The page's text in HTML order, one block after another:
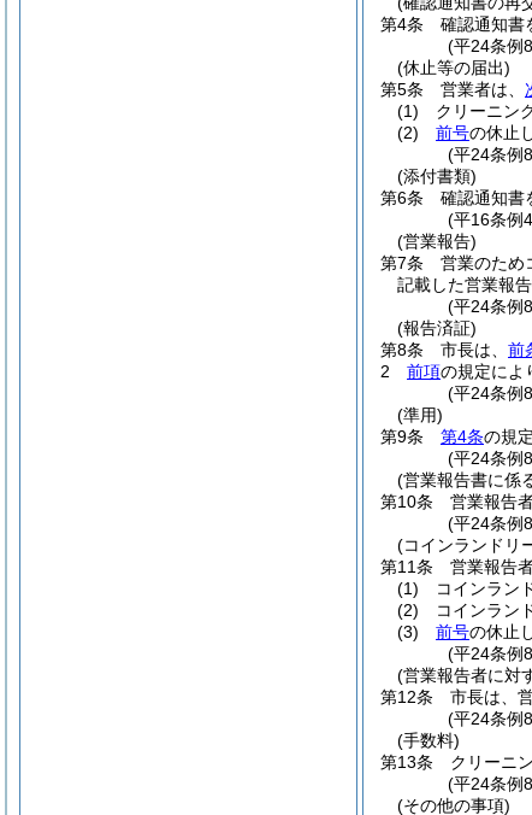
第4条
確認通知書
(平24条例
(休止等の届出)
第5条
営業者は、
(1)
クリーニン
(2)
前号の休止
(平24条例
(添付書類)
第6条
確認通知書
(平16条例
(営業報告)
第7条
営業のため
記載した営業報
(平24条例
(報告済証)
第8条
市長は、 前
2
前項の規定によ
(平24条例
(準用)
第9条
第4条の規
(平24条例
(営業報告書に係
第10条
営業報告者
(平24条例
(コインランドリ
第11条
営業報告者
(1)
コインラン
(2)
コインラン
(3)
前号の休止
(平24条例
(営業報告者に対
第12条
市長は、
(平24条例
(手数料)
第13条
クリーニ
(平24条例
(その他の事項)